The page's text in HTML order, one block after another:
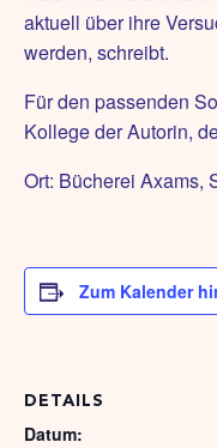
aktuell über ihre
werden, schreibt.
Für den passenden
Kollege der Autorin,
Ort: Bücherei Axams,
Zum Kalender
DETAILS
Datum: